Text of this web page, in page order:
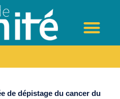
de dépistage du cancer du